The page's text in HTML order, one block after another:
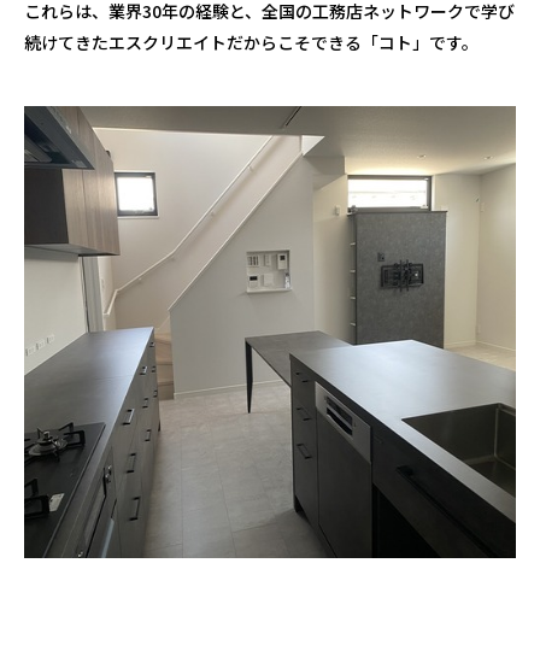
これらは、業界30年の経験と、全国の工務店ネットワークで学び
続けてきたエスクリエイトだからこそできる「コト」です。